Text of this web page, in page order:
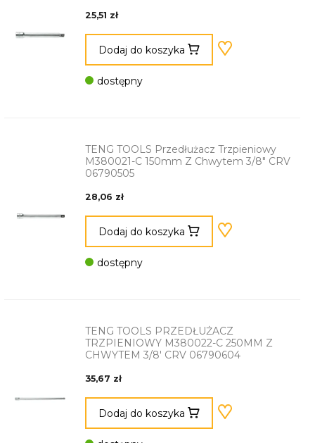
25,51 zł
Dodaj do koszyka
dostępny
TENG TOOLS Przedłużacz Trzpieniowy
M380021-C 150mm Z Chwytem 3/8" CRV
06790505
28,06 zł
Dodaj do koszyka
dostępny
TENG TOOLS PRZEDŁUŻACZ
TRZPIENIOWY M380022-C 250MM Z
CHWYTEM 3/8' CRV 06790604
35,67 zł
Dodaj do koszyka